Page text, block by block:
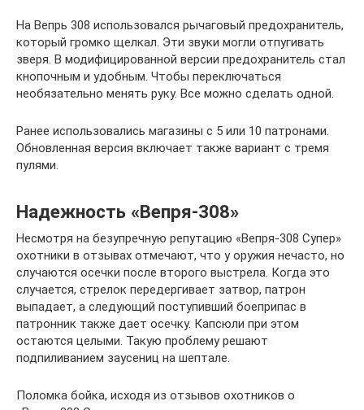
На Вепрь 308 использовался рычаговый предохранитель,
который громко щелкал. Эти звуки могли отпугивать
зверя. В модифицированной версии предохранитель стал
кнопочным и удобным. Чтобы переключаться
необязательно менять руку. Все можно сделать одной.
Ранее использовались магазины с 5 или 10 патронами.
Обновленная версия включает также вариант с тремя
пулями.
Надежность «Вепря-308»
Несмотря на безупречную репутацию «Вепря-308 Супер»
охотники в отзывах отмечают, что у оружия нечасто, но
случаются осечки после второго выстрела. Когда это
случается, стрелок передергивает затвор, патрон
выпадает, а следующий поступивший боеприпас в
патронник также дает осечку. Капсюли при этом
остаются целыми. Такую проблему решают
подпиливанием заусениц на шептале.
Поломка бойка, исходя из отзывов охотников о